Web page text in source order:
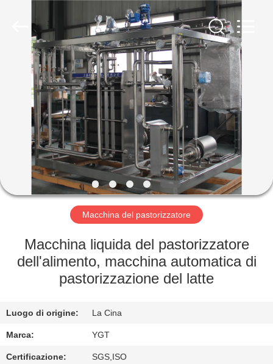
CASA
PRODOTTI
VIDEO
MOSTRA
VR
CIRCA
NOI
DELLA
FABBRICA
Macchina del pastorizzatore
Macchina liquida del pastorizzatore
dell'alimento, macchina automatica di
pastorizzazione del latte
Luogo di origine: La Cina
Marca: YGT
Certificazione: SGS,ISO